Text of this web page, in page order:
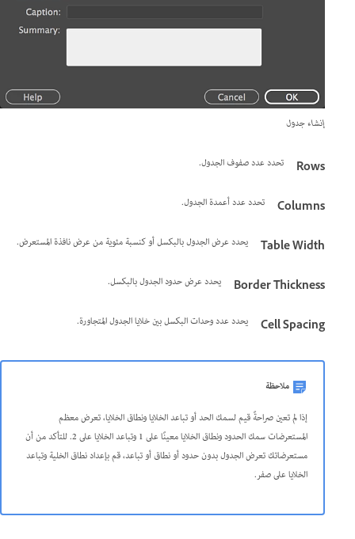
إنشاء جدول
Rows تحدد عدد صفوف الجدول.
Columns تحدد عدد أعمدة الجدول.
Table Width يحدد عرض الجدول بالبكسل أو كنسبة مئوية من عرض نافذة المستعرض.
Border Thickness يحدد عرض حدود الجدول بالبكسل.
Cell Spacing يحدد عدد وحدات البكسل بين خلايا الجدول المتجاورة.
ملاحظة
إذا لم تعين صراحةً قيم لسمك الحد أو تباعد الخلايا ونطاق الخلايا، تعرض معظم
المستعرضات سمك الحدود ونطاق الخلايا معينًا على 1 وتباعد الخلايا على 2. للتأكد من أن
مستعرضاتك تعرض الجدول بدون حدود أو نطاق أو تباعد، قم بإعداد نطاق الخلية وتباعد
الخلايا على صفر.